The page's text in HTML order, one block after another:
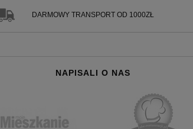
DARMOWY TRANSPORT OD 1000ZŁ
NAPISALI O NAS